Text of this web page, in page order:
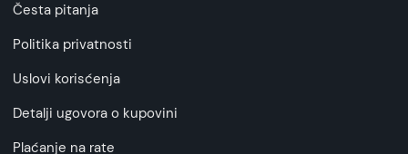
Česta pitanja
Politika privatnosti
Uslovi korisćenja
Detalji ugovora o kupovini
Plaćanje na rate